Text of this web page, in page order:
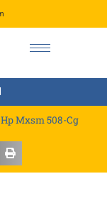
Mxsm 508-Cg